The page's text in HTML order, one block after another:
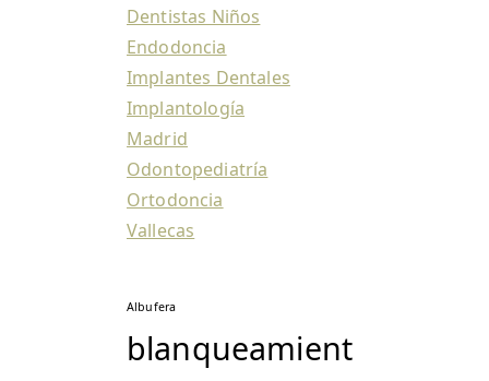
Dentistas Niños
Endodoncia
Implantes Dentales
Implantología
Madrid
Odontopediatría
Ortodoncia
Vallecas
Albufera
blanqueamient